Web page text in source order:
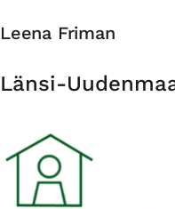
Leena Friman
Organisaatio
Länsi-